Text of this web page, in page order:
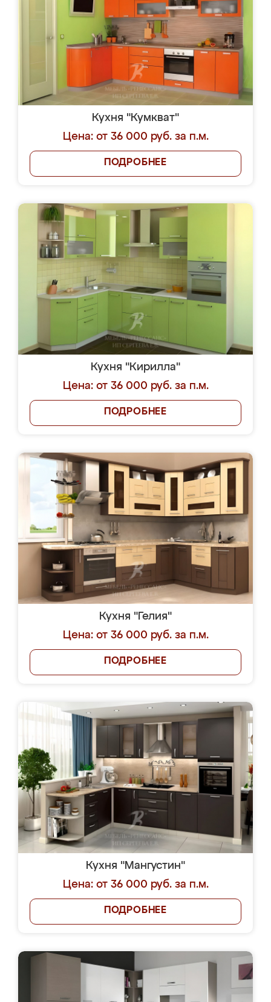
Кухня "Кумкват"
Цена: от 36 000 руб. за п.м.
ПОДРОБНЕЕ
Кухня "Кирилла"
Цена: от 36 000 руб. за п.м.
ПОДРОБНЕЕ
Кухня "Гелия"
Цена: от 36 000 руб. за п.м.
ПОДРОБНЕЕ
Кухня "Мангустин"
Цена: от 36 000 руб. за п.м.
ПОДРОБНЕЕ